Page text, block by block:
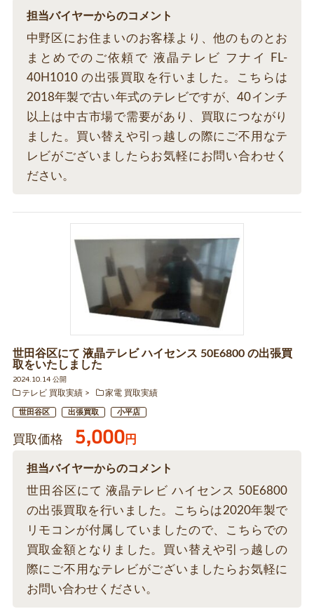
担当バイヤーからのコメント
中野区にお住まいのお客様より、他のものとお
まとめでのご依頼で 液晶テレビ フナイ FL-
40H1010 の出張買取を行いました。こちらは
2018年製で古い年式のテレビですが、40インチ
以上は中古市場で需要があり、買取につながり
ました。買い替えや引っ越しの際にご不用なテ
レビがございましたらお気軽にお問い合わせく
ださい。
世田谷区にて 液晶テレビ ハイセンス 50E6800 の出張買
取をいたしました
2024.10.14 公開
テレビ 買取実績
家電 買取実績
世田谷区 出張買取 小平店
買取価格 5,000円
担当バイヤーからのコメント
世田谷区にて 液晶テレビ ハイセンス 50E6800
の出張買取を行いました。こちらは2020年製で
リモコンが付属していましたので、こちらでの
買取金額となりました。買い替えや引っ越しの
際にご不用なテレビがございましたらお気軽に
お問い合わせください。